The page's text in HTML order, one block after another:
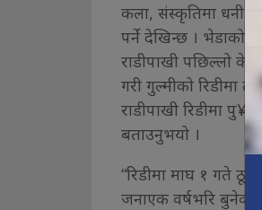
कला, संस्कृतिमा धनी
पर्ने देखिन्छ । भेडाको
राडीपाखी पछिल्लो
गरी गुल्मीको रिडीमा
राडीपाखी रिडीमा
बताउनुभयो ।
“रिडीमा माघ १ गते
जनाएक वर्षभरि बुनेको